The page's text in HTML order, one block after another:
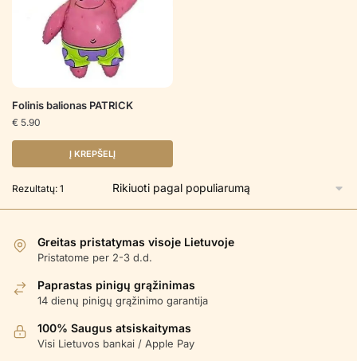
Folinis balionas PATRICK
€ 5.90
Į KREPŠELĮ
Rezultatų: 1
Greitas pristatymas visoje Lietuvoje
Pristatome per 2-3 d.d.
Paprastas pinigų grąžinimas
14 dienų pinigų grąžinimo garantija
100% Saugus atsiskaitymas
Visi Lietuvos bankai / Apple Pay